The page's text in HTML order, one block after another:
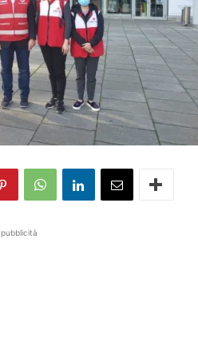
pubblicità